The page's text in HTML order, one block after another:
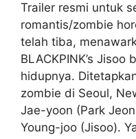
Trailer resmi untuk
romantis/zombie
telah tiba,
BLACKPINK’s
hidupnya.
zombie di Seoul,
Jae-yoon (Park
Young-joo (Jisoo).